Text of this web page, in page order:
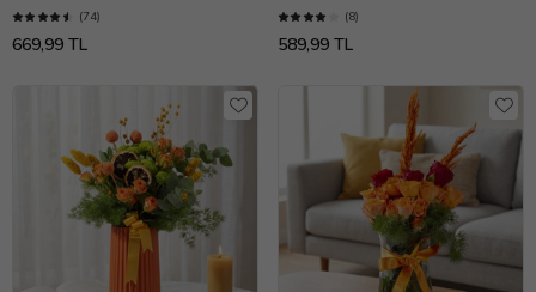
(74)
669,99 TL
(8)
589,99 TL